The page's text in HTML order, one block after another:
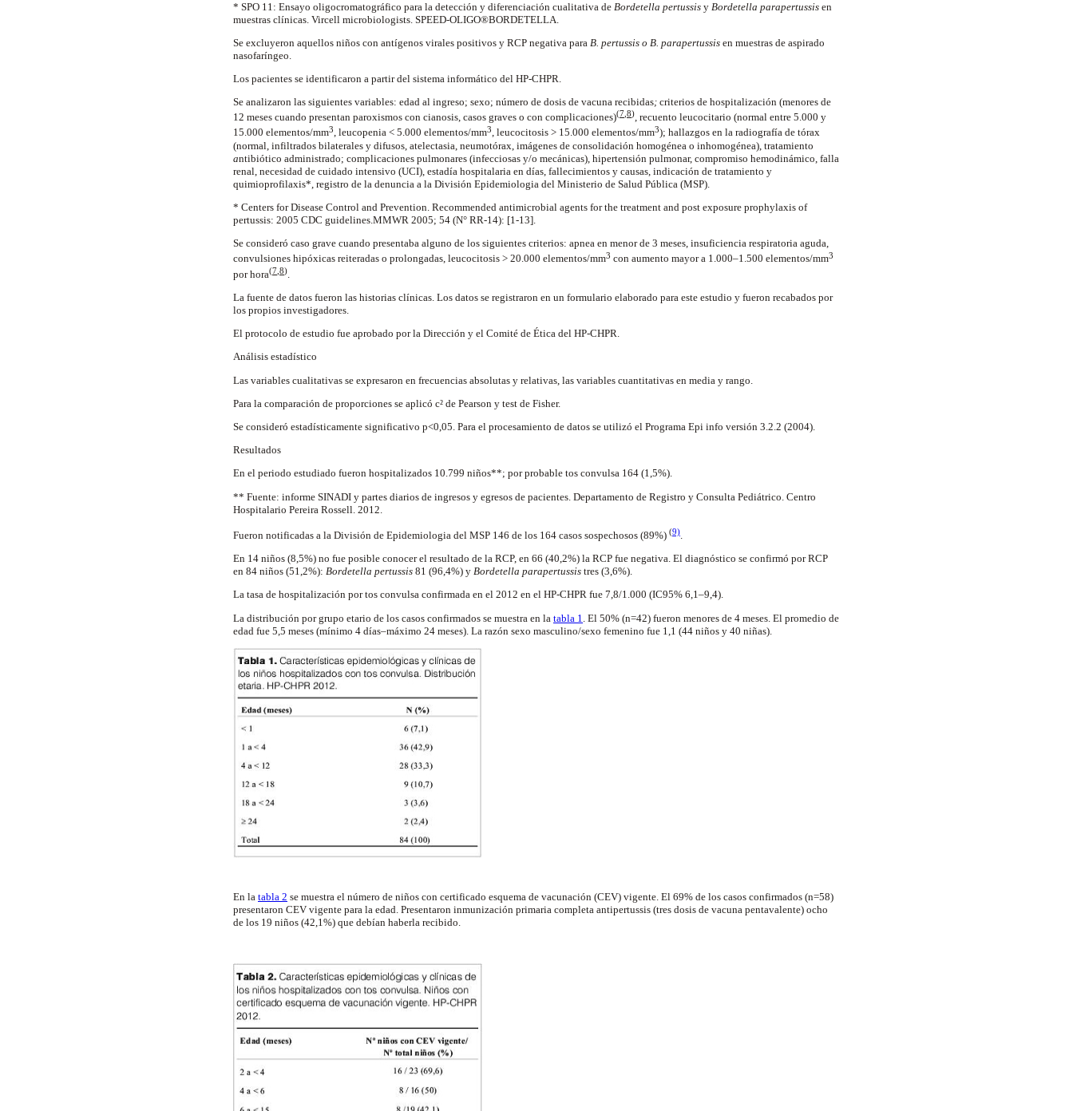
* SPO 11: Ensayo oligocromatográfico para la detección y diferenciación cualitativa de Bordetella pertussis y Bordetella parapertussis en
muestras clínicas. Vircell microbiologists. SPEED-OLIGO®BORDETELLA.
Se excluyeron aquellos niños con antígenos virales positivos y RCP negativa para B. pertussis o B. parapertussis en muestras de aspirado
nasofaríngeo.
Los pacientes se identificaron a partir del sistema informático del HP-CHPR.
Se analizaron las siguientes variables: edad al ingreso; sexo; número de dosis de vacuna recibidas; criterios de hospitalización (menores de
12 meses cuando presentan paroxismos con cianosis, casos graves o con complicaciones)(7 8), recuento leucocitario (normal entre 5.000 y
15.000 elementos/mm3, leucopenia < 5.000 elementos/mm3, leucocitosis > 15.000 elementos/mm3); hallazgos en la radiografía de tórax
(normal, infiltrados bilaterales y difusos, atelectasia, neumotórax, imágenes de consolidación homogénea o inhomogénea), tratamiento
antibiótico administrado; complicaciones pulmonares (infecciosas y/o mecánicas), hipertensión pulmonar, compromiso hemodinámico, falla
renal, necesidad de cuidado intensivo (UCI), estadía hospitalaria en días, fallecimientos y causas, indicación de tratamiento y
quimioprofilaxis*, registro de la denuncia a la División Epidemiologia del Ministerio de Salud Pública (MSP).
* Centers for Disease Control and Prevention. Recommended antimicrobial agents for the treatment and post exposure prophylaxis of
pertussis: 2005 CDC guidelines.MMWR 2005; 54 (N° RR-14): [1-13].
Se consideró caso grave cuando presentaba alguno de los siguientes criterios: apnea en menor de 3 meses, insuficiencia respiratoria aguda,
convulsiones hipóxicas reiteradas o prolongadas, leucocitosis > 20.000 elementos/mm3 con aumento mayor a 1.000–1.500 elementos/mm3
por hora(7 ,8)
La fuente de datos fueron las historias clínicas. Los datos se registraron en un formulario elaborado para este estudio y fueron recabados por
los propios investigadores.
El protocolo de estudio fue aprobado por la Dirección y el Comité de Ética del HP-CHPR.
Análisis estadístico
Las variables cualitativas se expresaron en frecuencias absolutas y relativas, las variables cuantitativas en media y rango.
Para la comparación de proporciones se aplicó c² de Pearson y test de Fisher.
Se consideró estadísticamente significativo p<0,05. Para el procesamiento de datos se utilizó el Programa Epi info versión 3.2.2 (2004).
Resultados
En el periodo estudiado fueron hospitalizados 10.799 niños**; por probable tos convulsa 164 (1,5%).
** Fuente: informe SINADI y partes diarios de ingresos y egresos de pacientes. Departamento de Registro y Consulta Pediátrico. Centro
Hospitalario Pereira Rossell. 2012.
Fueron notificadas a la División de Epidemiologia del MSP 146 de los 164 casos sospechosos (89%) (9).
En 14 niños (8,5%) no fue posible conocer el resultado de la RCP, en 66 (40,2%) la RCP fue negativa. El diagnóstico se confirmó por RCP
en 84 niños (51,2%): Bordetella pertussis 81 (96,4%) y Bordetella parapertussis tres (3,6%).
La tasa de hospitalización por tos convulsa confirmada en el 2012 en el HP-CHPR fue 7,8/1.000 (IC95% 6,1–9,4).
La distribución por grupo etario de los casos confirmados se muestra en la tabla 1 . El 50% (n=42) fueron menores de 4 meses. El promedio de
edad fue 5,5 meses (mínimo 4 días–máximo 24 meses). La razón sexo masculino/sexo femenino fue 1,1 (44 niños y 40 niñas).
En la tabla 2 se muestra el número de niños con certificado esquema de vacunación (CEV) vigente. El 69% de los casos confirmados (n=58)
presentaron CEV vigente para la edad. Presentaron inmunización primaria completa antipertussis (tres dosis de vacuna pentavalente) ocho
de los 19 niños (42,1%) que debían haberla recibido.